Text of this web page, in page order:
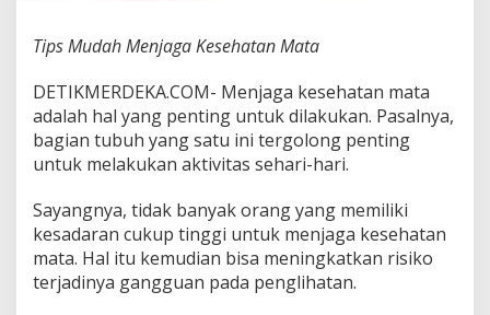
t
n
M
a
t
a
Tips Mudah Menjaga Kesehatan Mata
DETIKMERDEKA.COM- Menjaga kesehatan mata
adalah hal yang penting untuk dilakukan. Pasalnya,
bagian tubuh yang satu ini tergolong penting
untuk melakukan aktivitas sehari-hari.
Sayangnya, tidak banyak orang yang memiliki
kesadaran cukup tinggi untuk menjaga kesehatan
mata. Hal itu kemudian bisa meningkatkan risiko
terjadinya gangguan pada penglihatan.